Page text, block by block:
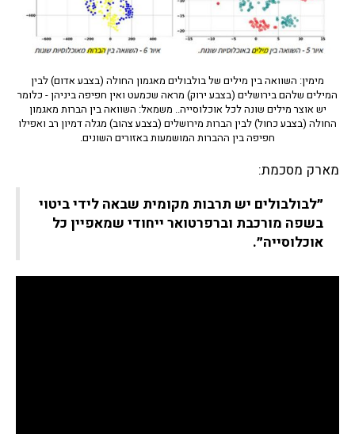
מימין: השוואה בין מילים של בולבולים מאגמון החולה (בצבע אדום) לבין
המילים שלהם בירושלים (בצבע ירוק) מראה שכמעט ואין חפיפה ביניהן - כלומר
יש אוצר מילים שונה לכל אוכלוסייה.. משמאל: השוואה בין הברות מאגמון
החולה (בצבע כחול) לבין הברות מירושלים (בצבע צהוב) מגלה דמיון רב ואפילו
חפיפה בין ההברות המושמעות באזורים השונים.
מארק מסכמת:
״לבולבולים יש תרבות מקומית שבאה לידי ביטוי
בשפה מורכבת וברפרטואר ייחודי שמאפיין כל
אוכלוסייה״.